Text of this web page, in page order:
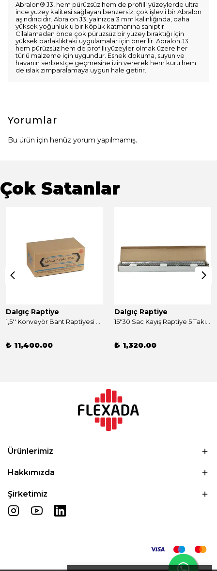
Abralon® J3, hem pürüzsüz hem de profilli yüzeylerde ultra
ince yüzey kalitesi sağlayan benzersiz, çok işlevli bir Abralon
aşındırıcıdır. Abralon J3, yalnızca 3 mm kalınlığında, daha
yüksek yoğunluklu bir köpük katmanına sahiptir.
Cilalamadan önce çok pürüzsüz bir yüzey bıraktığı için
yüksek parlaklıktaki uygulamalar için önerilir. Abralon J3
hem pürüzsüz hem de profilli yüzeyler olmak üzere her
türlü malzeme için uygundur. Esnek dokuma, suyun ve
havanın serbestçe geçmesine izin vererek hem kuru hem
de ıslak zımparalamaya uygun hale getirir.
Yorumlar
Bu ürün için henüz yorum yapılmamış.
Çok Satanlar
Dalgıç Raptiye
₺ 11,400.00
Dalgıç Raptiye
₺ 1,320.00
Ürünlerimiz
Hakkımızda
Şirketimiz